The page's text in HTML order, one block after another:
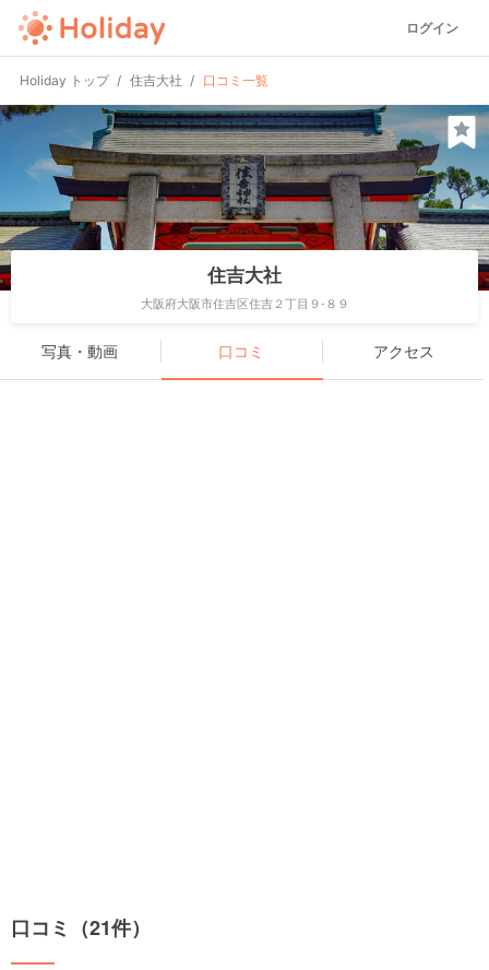
ログイン
Holiday トップ 住吉大社 口コミ一覧
住吉大社
大阪府大阪市住吉区住吉２丁目９-８９
写真・動画 口コミ アクセス
口コミ（21件）